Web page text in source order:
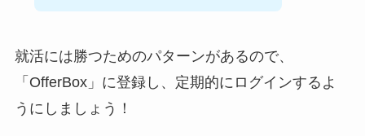
就活には勝つためのパターンがあるので、
「OfferBox」に登録し、定期的にログインするよ
うにしましょう！